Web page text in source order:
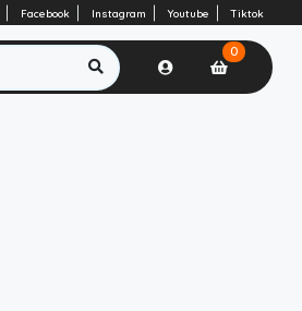
Facebook Instagram Youtube Tiktok
0